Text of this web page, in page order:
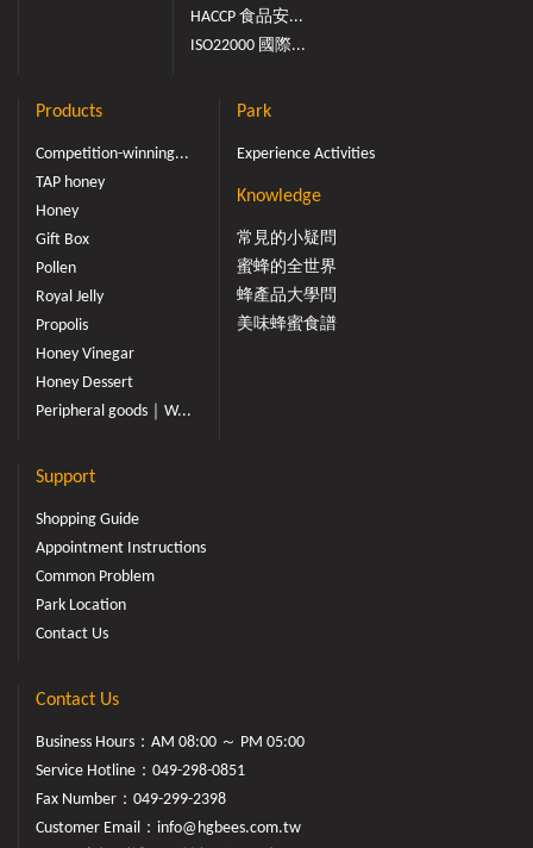
HACCP 食品安...
ISO22000 國際...
Products
Competition-winning...
TAP honey
Honey
Gift Box
Pollen
Royal Jelly
Propolis
Honey Vinegar
Honey Dessert
Peripheral goods｜W...
Park
Experience Activities
Knowledge
常見的小疑問
蜜蜂的全世界
蜂產品大學問
美味蜂蜜食譜
Support
Shopping Guide
Appointment Instructions
Common Problem
Park Location
Contact Us
Contact Us
Business Hours：AM 08:00 ～ PM 05:00
Service Hotline： 049-298-0851
Fax Number：049-299-2398
Customer Email： info@hgbees.com.tw